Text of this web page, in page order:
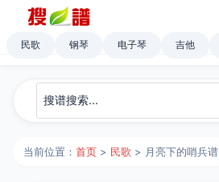
民歌 钢琴 电子琴 吉他
当前位置：首页 > 民歌 > 月亮下的哨兵谱